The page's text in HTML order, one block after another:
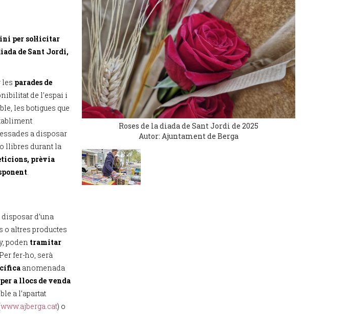
per sol·licitar
de Sant Jordi,
les parades de
de l’espai i
les botigues que
a disposar
llibres durant la
prèvia
.
d’una
o altres productes
poden tramitar
fer-ho, serà
anomenada
a llocs de venda
a l’apartat
www.ajberga.cat) o
Roses de la diada de Sant Jordi de 2025
Autor: Ajuntament de Berga